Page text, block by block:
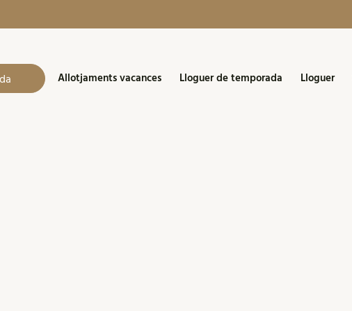
Allotjaments vacances Lloguer de temporada Lloguer